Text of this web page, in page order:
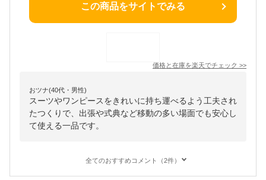
この商品をサイトでみる
価格と在庫を楽天でチェック >>
おツナ(40代・男性)
スーツやワンピースをきれいに持ち運べるよう工夫され
たつくりで、出張や式典など移動の多い場面でも安心し
て使える一品です。
全てのおすすめコメント（2件）